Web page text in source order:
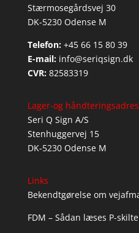
Stærmosegårdsvej 30
DK-5230 Odense M
Telefon: +45 66 15 80 39
E-mail: info@seriqsign.dk
CVR: 82583319
Lager-og
Seri Q Sign A/S
Stenhuggervej 15
DK-5230 Odense M
Links
Bekendtgørelse om
FDM – Sådan læses P-